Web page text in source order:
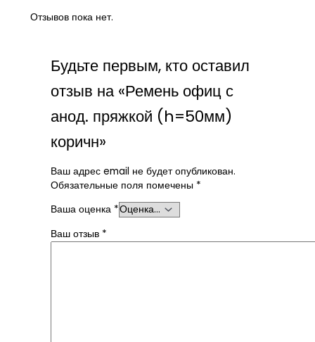
Отзывов пока нет.
Будьте первым, кто оставил
отзыв на «Ремень офиц с
анод. пряжкой (h=50мм)
коричн»
Ваш адрес email не будет опубликован.
Обязательные поля помечены *
Ваша оценка *
Ваш отзыв *